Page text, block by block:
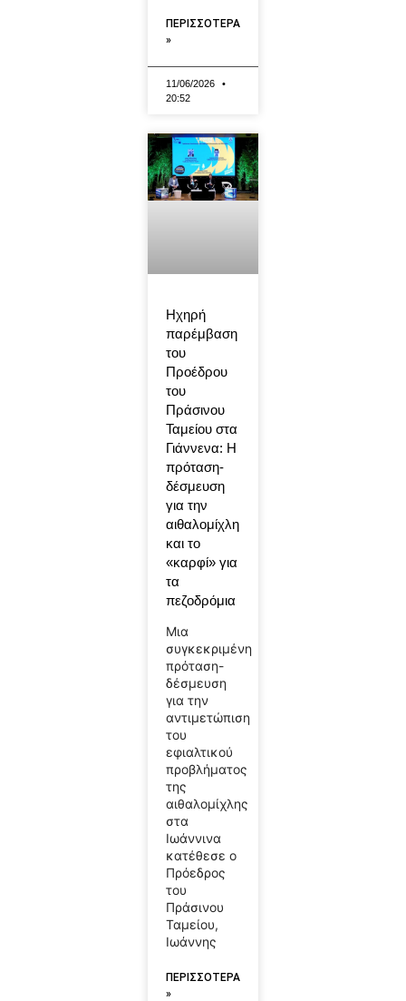
ΠΕΡΙΣΣΟΤΕΡΑ
»
11/06/2026
20:52
Ηχηρή
παρέμβαση
του
Προέδρου
του
Πράσινου
Ταμείου στα
Γιάννενα: Η
πρόταση-
δέσμευση
για την
αιθαλομίχλη
και το
«καρφί» για
τα
πεζοδρόμια
Μια
συγκεκριμένη
πρόταση-
δέσμευση
για την
αντιμετώπιση
του
εφιαλτικού
προβλήματος
της
αιθαλομίχλης
στα
Ιωάννινα
κατέθεσε ο
Πρόεδρος
του
Πράσινου
Ταμείου,
Ιωάννης
ΠΕΡΙΣΣΟΤΕΡΑ
»